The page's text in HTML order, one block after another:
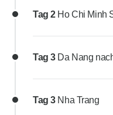
Tag 2 Ho Chi Minh
Tag 3 Da Nang
Tag 3 Nha Trang